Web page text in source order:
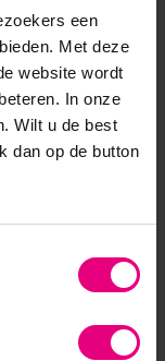
een
Met deze
website wordt
In onze
Wilt u de best
dan op de button